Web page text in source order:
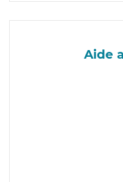
Aide